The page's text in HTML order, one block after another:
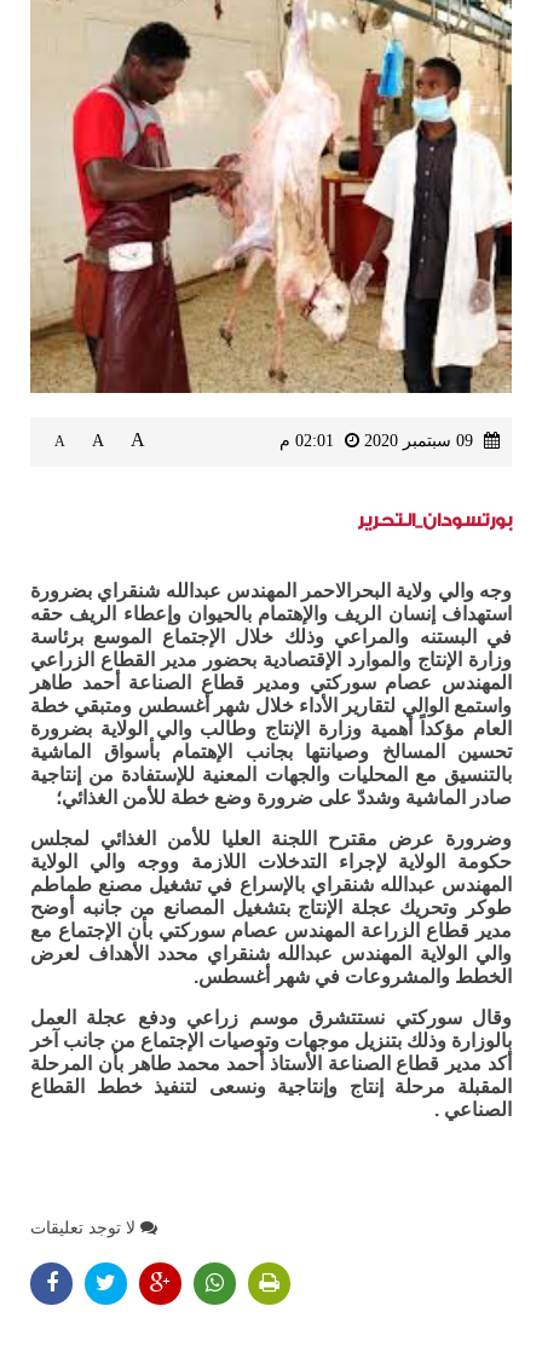
A
A
A
بورتسودان_التحرير
وجه والي ولاية البحرالاحمر المهندس عبدالله شنقراي بضرورة
استهداف إنسان الريف والإهتمام بالحيوان وإعطاء الريف حقه
في البستنه والمراعي وذلك خلال الإجتماع الموسع برئاسة
وزارة الإنتاج والموارد الإقتصادية بحضور مدير القطاع الزراعي
المهندس عصام سوركتي ومدير قطاع الصناعة أحمد طاهر
واستمع الوالي لتقارير الأداء خلال شهر أغسطس ومتبقي خطة
العام مؤكداً أهمية وزارة الإنتاج وطالب والي الوﻻية بضرورة
تحسين المسالخ وصيانتها بجانب الإهتمام بأسواق الماشية
بالتنسيق مع المحليات والجهات المعنية للإستفادة من إنتاجية
صادر الماشية وشددّ على ضرورة وضع خطة للأمن الغذائي؛
وضرورة عرض مقترح اللجنة العليا للأمن الغذائي لمجلس
حكومة الولاية لإجراء التدخلات اللازمة ووجه والي الولاية
المهندس عبدالله شنقراي بالإسراع في تشغيل مصنع طماطم
طوكر وتحريك عجلة الإنتاج بتشغيل المصانع من جانبه أوضح
مدير قطاع الزراعة المهندس عصام سوركتي بأن الإجتماع مع
والي الوﻻية المهندس عبدالله شنقراي محدد الأهداف لعرض
الخطط والمشروعات في شهر أغسطس.
وقال سوركتي نستتشرق موسم زراعي ودفع عجلة العمل
بالوزارة وذلك بتنزيل موجهات وتوصيات الإجتماع من جانب آخر
أكد مدير قطاع الصناعة الأستاذ أحمد محمد طاهر بأن المرحلة
المقبلة مرحلة إنتاج وإنتاجية ونسعى لتنفيذ خطط القطاع
الصناعي .
لا توجد تعليقات